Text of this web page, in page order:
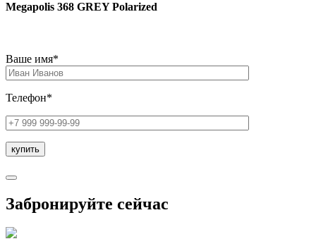
Megapolis 368 GREY Polarized
Ваше имя*
Телефон*
Забронируйте сейчас